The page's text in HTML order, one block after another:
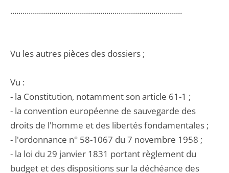
....................................................................................
Vu les autres pièces des dossiers ;
Vu :
- la Constitution, notamment son article 61-1 ;
- la convention européenne de sauvegarde des
droits de l'homme et des libertés fondamentales ;
- l'ordonnance n° 58-1067 du 7 novembre 1958 ;
- la loi du 29 janvier 1831 portant règlement du
budget et des dispositions sur la déchéance des